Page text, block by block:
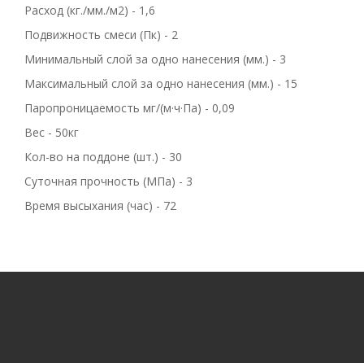
Расход (кг./мм./м2) - 1,6
Подвижность смеси (Пк) - 2
Минимальный слой за одно нанесения (мм.) - 3
Максимальный слой за одно нанесения (мм.) - 15
Паропроницаемость мг/(м·ч·Па) - 0,09
Вес - 50кг
Кол-во на поддоне (шт.) - 30
Суточная прочность (МПа) - 3
Время высыхания (час) - 72